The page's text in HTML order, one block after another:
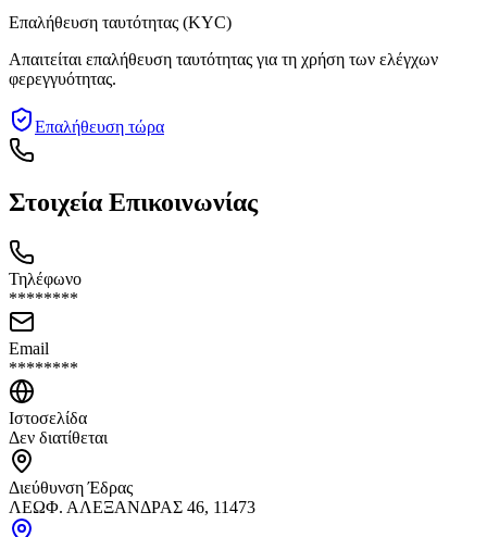
Επαλήθευση ταυτότητας (KYC)
Απαιτείται επαλήθευση ταυτότητας για τη χρήση των ελέγχων
φερεγγυότητας.
Επαλήθευση τώρα
Στοιχεία Επικοινωνίας
Τηλέφωνο
********
Email
********
Ιστοσελίδα
Δεν διατίθεται
Διεύθυνση Έδρας
ΛΕΩΦ. ΑΛΕΞΑΝΔΡΑΣ 46, 11473